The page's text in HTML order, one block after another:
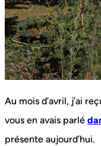
Au mois d’avril, j’ai
vous en avais parlé
présente aujourd’hui.